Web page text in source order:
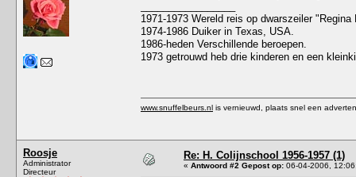
1971-1973 Wereld reis op dwarszeiler "Regina
1974-1986 Duiker in Texas, USA.
1986-heden Verschillende beroepen.
1973 getrouwd heb drie kinderen en een
www.snuffelbeurs.nl is vernieuwd, plaats snel een
Roosje
Administrator
Directeur
Re: H. Colijnschool 1956-1957 (1)
« Antwoord #2 Gepost op: 06-04-2006,